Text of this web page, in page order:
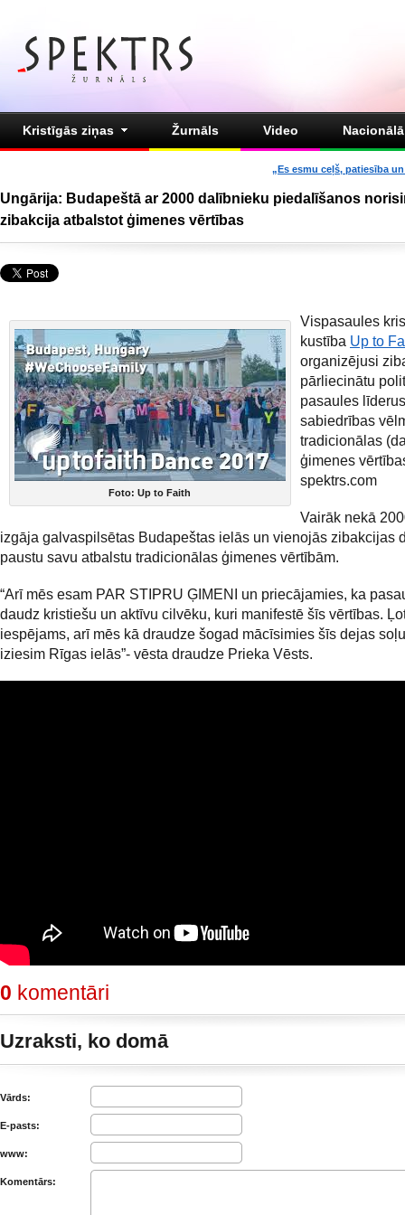
Kristīgās ziņas Žurnāls Video
„Es esmu ceļš, patiesība
Ungārija: Budapeštā ar 2000 dalībnieku piedalīšanos
zibakcija atbalstot ģimenes vērtības
Foto: Up to Faith
Vispasaules
kustība Up to
organizējusi
pārliecinātu
pasaules
sabiedrības
tradicionālas
ģimenes
spektrs.com
Vairāk nekā
izgāja galvaspilsētas Budapeštas ielās un vienojās zibakcijas
paustu savu atbalstu tradicionālas ģimenes vērtībām.
“Arī mēs esam PAR STIPRU ĢIMENI un priecājamies, ka
daudz kristiešu un aktīvu cilvēku, kuri manifestē šīs vērtības.
iespējams, arī mēs kā draudze šogad mācīsimies šīs dejas
iziesim Rīgas ielās”- vēsta draudze Prieka Vēsts.
0 komentāri
Uzraksti, ko domā
Vārds:
E-pasts:
www:
Komentārs: